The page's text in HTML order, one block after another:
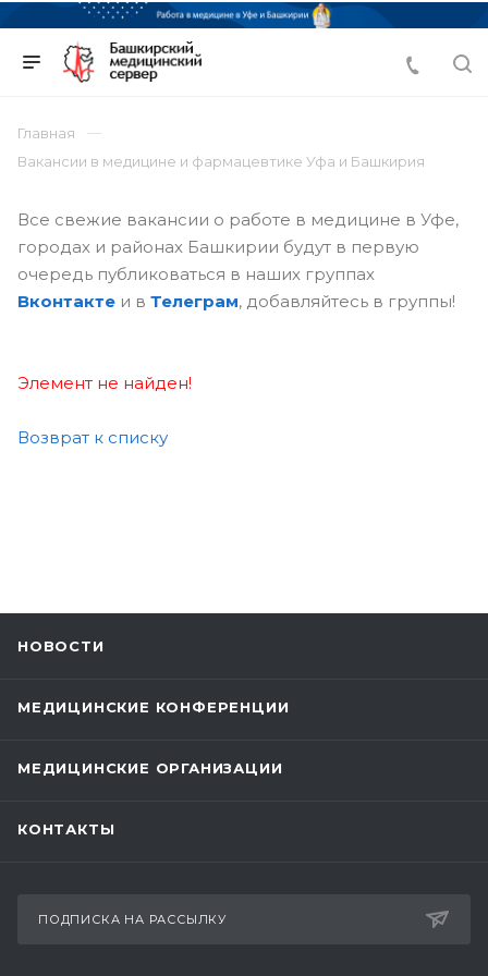
Главная
Вакансии в медицине и фармацевтике Уфа и Башкирия
Все свежие вакансии о работе в медицине в Уфе,
городах и районах Башкирии будут в первую
очередь публиковаться в наших группах
Вконтакте и в Телеграм, добавляйтесь в группы!
Элемент не найден!
Возврат к списку
НОВОСТИ
МЕДИЦИНСКИЕ КОНФЕРЕНЦИИ
МЕДИЦИНСКИЕ ОРГАНИЗАЦИИ
КОНТАКТЫ
ПОДПИСКА НА РАССЫЛКУ